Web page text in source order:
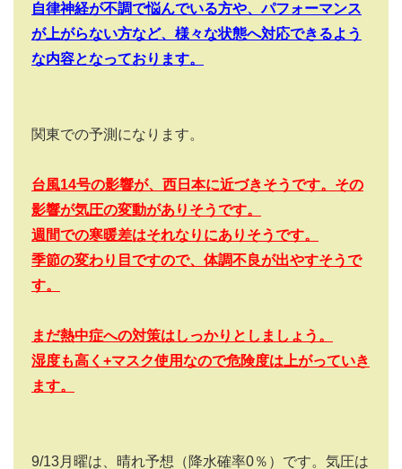
自律神経が不調で悩んでいる方や、パフォーマンス
が上がらない方など、様々な状態へ対応できるよう
な内容となっております。
関東での予測になります。
台風14号の影響が、西日本に近づきそうです。その
影響が気圧の変動がありそうです。
週間での寒暖差はそれなりにありそうです。
季節の変わり目ですので、体調不良が出やすそうで
す。
まだ熱中症への対策はしっかりとしましょう。
湿度も高く+マスク使用なので危険度は上がっていき
ます。
9/13月曜は、晴れ予想（降水確率0％）です。気圧は